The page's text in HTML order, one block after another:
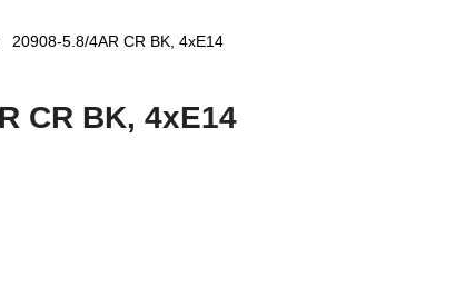
20908-5.8/4AR CR BK, 4xE14
CR BK, 4xE14